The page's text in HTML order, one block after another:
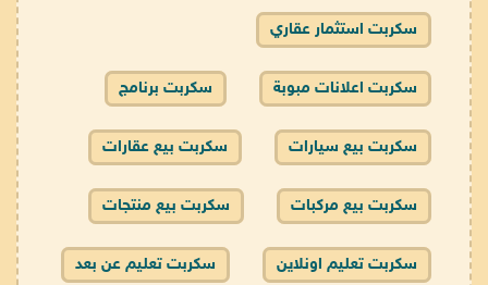
سكربت استثمار عقاري
سكربت اعلانات مبوبة سكربت برنامج
سكربت بيع سيارات سكربت بيع عقارات
سكربت بيع مركبات سكربت بيع منتجات
سكربت تعليم اونلاين سكربت تعليم عن بعد